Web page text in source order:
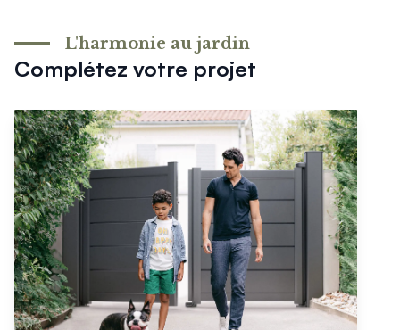
Complétez votre projet
L'harmonie au jardin